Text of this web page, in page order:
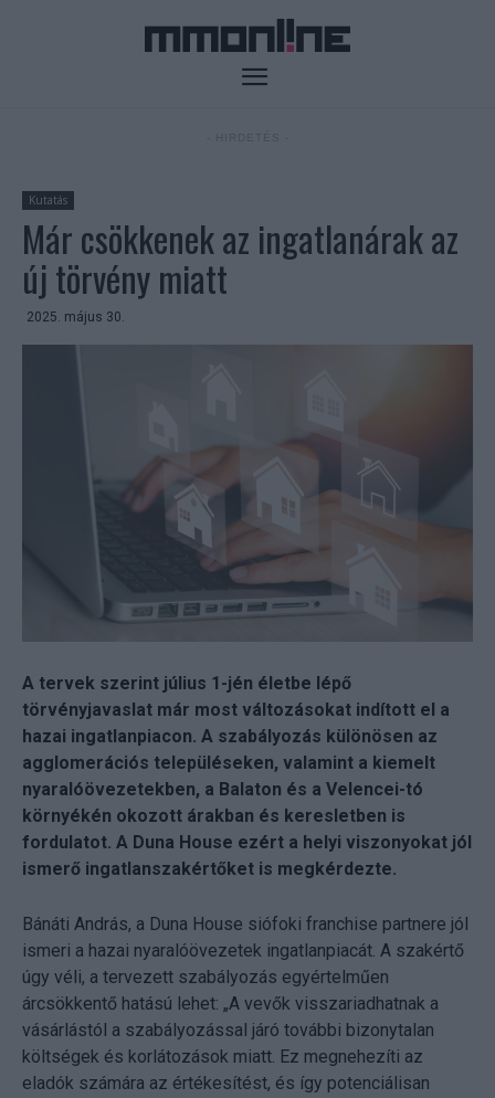
Kutatás
Már csökkenek az ingatlanárak az
új törvény miatt
2025. május 30.
A tervek szerint július 1-jén életbe lépő
törvényjavaslat már most változásokat indított el a
hazai ingatlanpiacon. A szabályozás különösen az
agglomerációs településeken, valamint a kiemelt
nyaralóövezetekben, a Balaton és a Velencei-tó
környékén okozott árakban és keresletben is
fordulatot. A Duna House ezért a helyi viszonyokat jól
ismerő ingatlanszakértőket is megkérdezte.
Bánáti András, a Duna House siófoki franchise partnere jól
ismeri a hazai nyaralóövezetek ingatlanpiacát. A szakértő
úgy véli, a tervezett szabályozás egyértelműen
árcsökkentő hatású lehet: „A vevők visszariadhatnak a
vásárlástól a szabályozással járó további bizonytalan
költségek és korlátozások miatt. Ez megnehezíti az
eladók számára az értékesítést, és így potenciálisan